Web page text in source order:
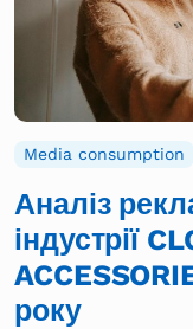
Media consumption
Аналіз
індустрії
року